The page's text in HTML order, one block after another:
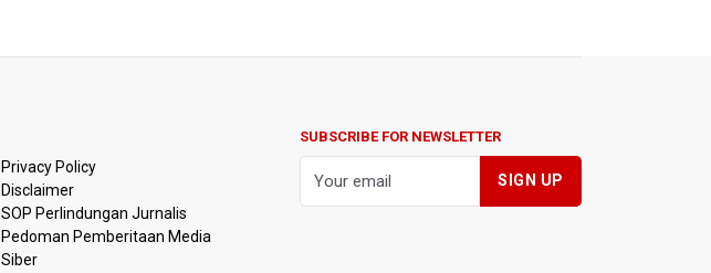
Privacy Policy
Disclaimer
SOP Perlindungan Jurnalis
Pedoman Pemberitaan Media
Siber
SUBSCRIBE FOR NEWSLETTER